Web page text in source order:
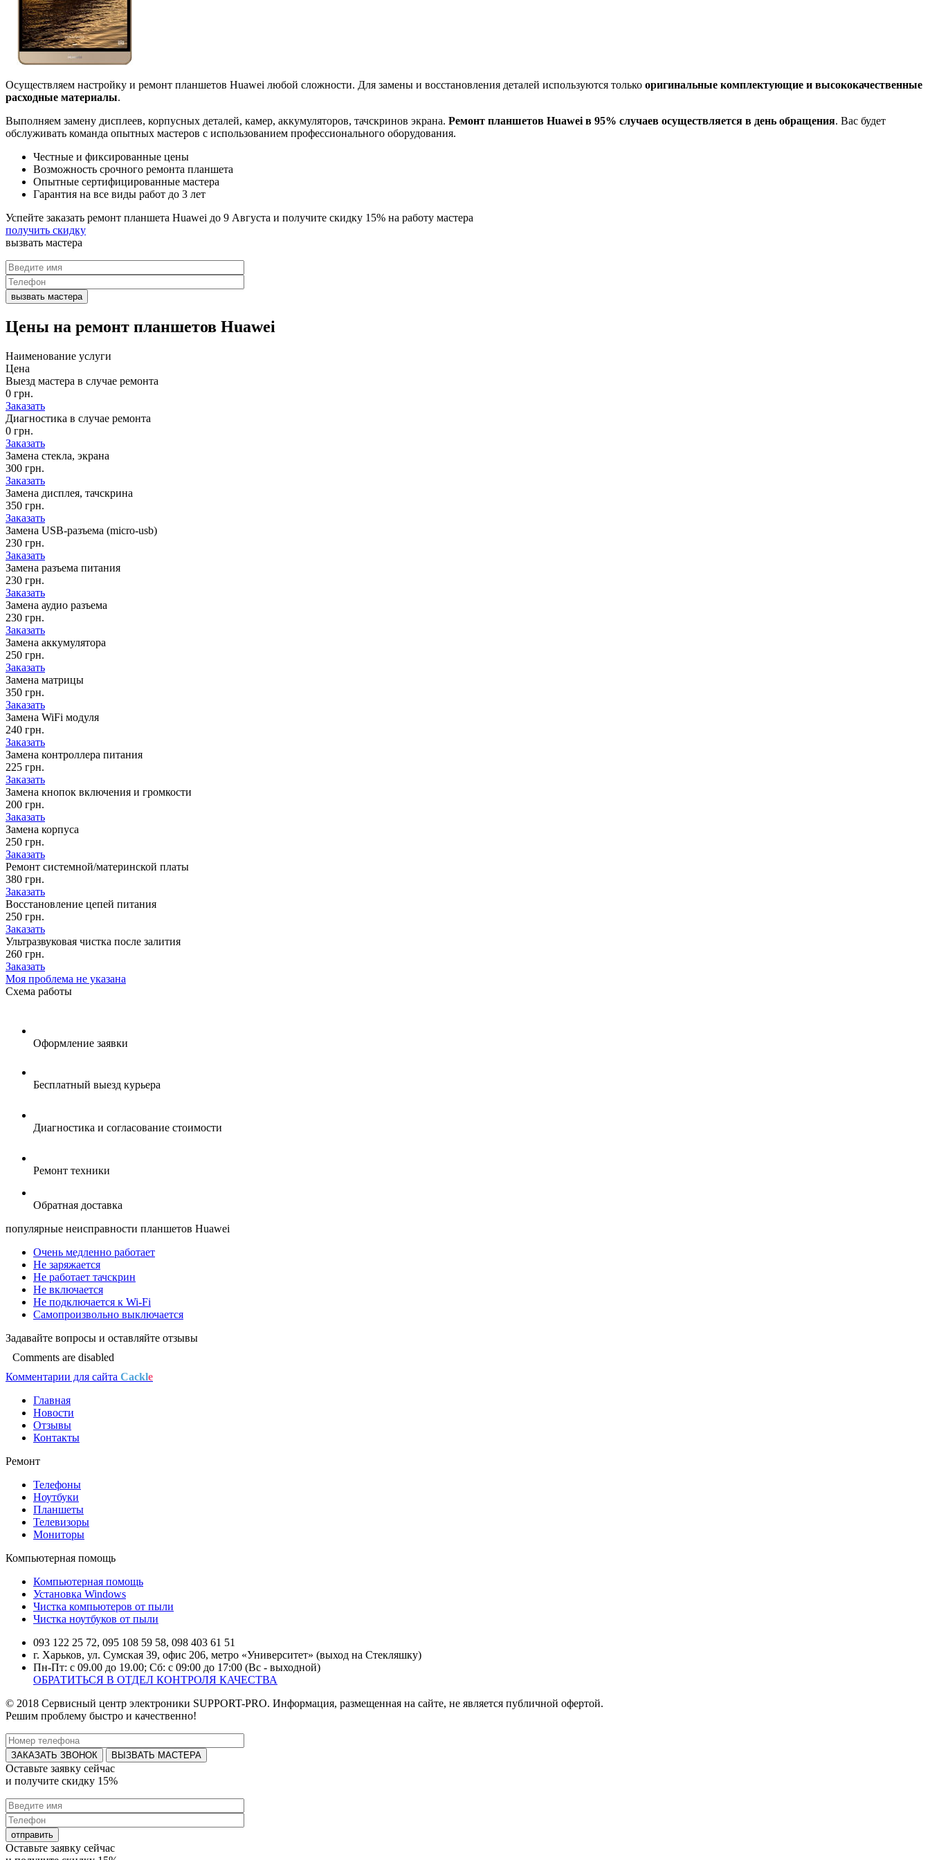
Осуществляем настройку и ремонт планшетов Huawei любой сложности. Для замены и восстановления деталей используются только оригинальные комплектующие и высококачественные
расходные материалы.
Выполняем замену дисплеев, корпусных деталей, камер, аккумуляторов, тачскринов экрана. Ремонт планшетов Huawei в 95% случаев осуществляется в день обращения. Вас будет
обслуживать команда опытных мастеров с использованием профессионального оборудования.
Честные и фиксированные цены
Возможность срочного ремонта планшета
Опытные сертифицированные мастера
Гарантия на все виды работ до 3 лет
Успейте заказать ремонт планшета Huawei до 9 Августа и получите скидку 15% на работу мастера
получить скидку
вызвать мастера
Цены на ремонт планшетов Huawei
Наименование услуги
Цена
Выезд мастера в случае ремонта
0 грн.
Заказать
Диагностика в случае ремонта
0 грн.
Заказать
Замена стекла, экрана
300 грн.
Заказать
Замена дисплея, тачскрина
350 грн.
Заказать
Замена USB-разъема (micro-usb)
230 грн.
Заказать
Замена разъема питания
230 грн.
Заказать
Замена аудио разъема
230 грн.
Заказать
Замена аккумулятора
250 грн.
Заказать
Замена матрицы
350 грн.
Заказать
Замена WiFi модуля
240 грн.
Заказать
Замена контроллера питания
225 грн.
Заказать
Замена кнопок включения и громкости
200 грн.
Заказать
Замена корпуса
250 грн.
Заказать
Ремонт системной/материнской платы
380 грн.
Заказать
Восстановление цепей питания
250 грн.
Заказать
Ультразвуковая чистка после залития
260 грн.
Заказать
Моя проблема не указана
Схема работы
Оформление заявки
Бесплатный выезд курьера
Диагностика и согласование стоимости
Ремонт техники
Обратная доставка
популярные неисправности планшетов Huawei
Очень медленно работает
Не заряжается
Не работает тачскрин
Не включается
Не подключается к Wi-Fi
Самопроизвольно выключается
Задавайте вопросы и оставляйте отзывы
Comments are disabled
Комментарии для сайта Cackle
Главная
Новости
Отзывы
Контакты
Ремонт
Телефоны
Ноутбуки
Планшеты
Телевизоры
Мониторы
Компьютерная помощь
Компьютерная помощь
Установка Windows
Чистка компьютеров от пыли
Чистка ноутбуков от пыли
093 122 25 72, 095 108 59 58, 098 403 61 51
г. Харьков, ул. Сумская 39, офис 206, метро «Университет» (выход на Стекляшку)
Пн-Пт: с 09.00 до 19.00; Сб: с 09:00 до 17:00 (Вс - выходной)
ОБРАТИТЬСЯ В ОТДЕЛ КОНТРОЛЯ КАЧЕСТВА
© 2018 Сервисный центр электроники SUPPORT-PRO. Информация, размещенная на сайте, не является публичной офертой.
Решим проблему быстро и качественно!
ВЫЗВАТЬ МАСТЕРА
Оставьте заявку сейчас
и получите скидку 15%
Оставьте заявку сейчас